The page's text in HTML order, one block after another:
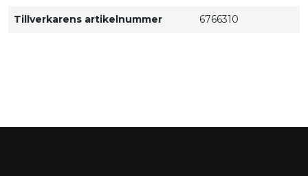
Tillverkarens artikelnummer 6766310